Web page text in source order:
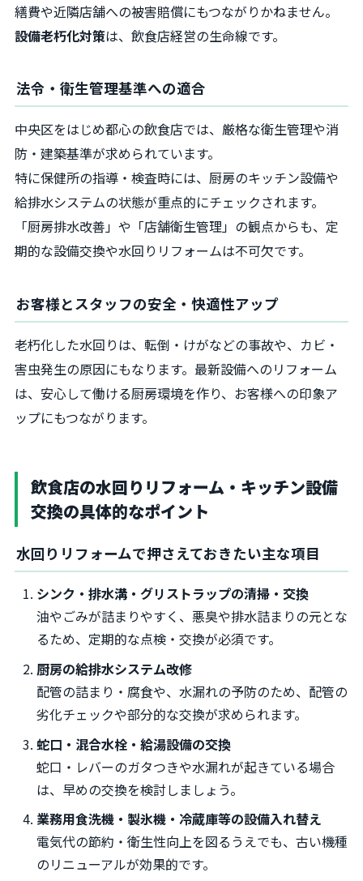
繕費や近隣店舗への被害賠償にもつながりかねません。
設備老朽化対策は、飲食店経営の生命線です。
法令・衛生管理基準への適合
中央区をはじめ都心の飲食店では、厳格な衛生管理や消
防・建築基準が求められています。
特に保健所の指導・検査時には、厨房のキッチン設備や
給排水システムの状態が重点的にチェックされます。
「厨房排水改善」や「店舗衛生管理」の観点からも、定
期的な設備交換や水回りリフォームは不可欠です。
お客様とスタッフの安全・快適性アップ
老朽化した水回りは、転倒・けがなどの事故や、カビ・
害虫発生の原因にもなります。最新設備へのリフォーム
は、安心して働ける厨房環境を作り、お客様への印象ア
ップにもつながります。
飲食店の水回りリフォーム・キッチン設備
交換の具体的なポイント
水回りリフォームで押さえておきたい主な項目
シンク・排水溝・グリストラップの清掃・交換
油やごみが詰まりやすく、悪臭や排水詰まりの元とな
るため、定期的な点検・交換が必須です。
厨房の給排水システム改修
配管の詰まり・腐食や、水漏れの予防のため、配管の
劣化チェックや部分的な交換が求められます。
蛇口・混合水栓・給湯設備の交換
蛇口・レバーのガタつきや水漏れが起きている場合
は、早めの交換を検討しましょう。
業務用食洗機・製氷機・冷蔵庫等の設備入れ替え
電気代の節約・衛生性向上を図るうえでも、古い機種
のリニューアルが効果的です。